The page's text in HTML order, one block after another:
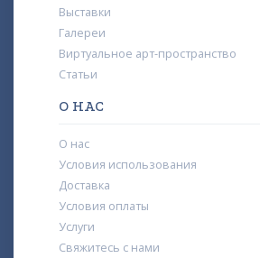
Выставки
Галереи
Виртуальное арт-пространство
Статьи
О НАС
О нас
Условия использования
Доставка
Условия оплаты
Услуги
Свяжитесь с нами